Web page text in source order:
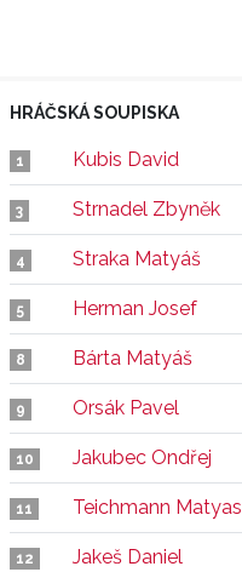
HRÁČSKÁ SOUPISKA
1 Kubis David
3 Strnadel Zbyněk
4 Straka Matyáš
5 Herman Josef
8 Bárta Matyáš
9 Orsák Pavel
10 Jakubec Ondřej
11 Teichmann Matyas
12 Jakeš Daniel